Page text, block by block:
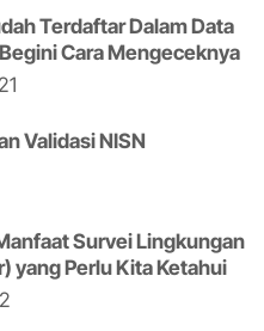
Terdaftar Dalam Data
Cara Mengeceknya
Validasi NISN
Survei Lingkungan
yang Perlu Kita Ketahui